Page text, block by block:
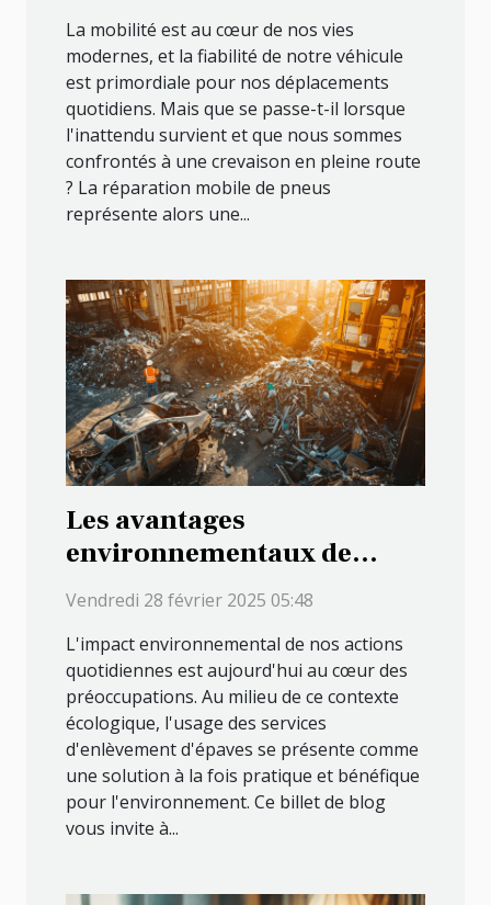
La mobilité est au cœur de nos vies
modernes, et la fiabilité de notre véhicule
est primordiale pour nos déplacements
quotidiens. Mais que se passe-t-il lorsque
l'inattendu survient et que nous sommes
confrontés à une crevaison en pleine route
? La réparation mobile de pneus
représente alors une...
Les avantages
environnementaux de
l'utilisation de services
d'enlèvement d'épaves
Vendredi 28 février 2025 05:48
L'impact environnemental de nos actions
quotidiennes est aujourd'hui au cœur des
préoccupations. Au milieu de ce contexte
écologique, l'usage des services
d'enlèvement d'épaves se présente comme
une solution à la fois pratique et bénéfique
pour l'environnement. Ce billet de blog
vous invite à...